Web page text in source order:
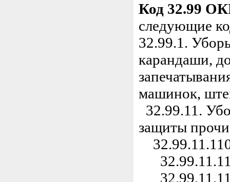
Код 32.99
следующие
32.99.1.
карандаши,
машинок,
32.99.11.
защиты